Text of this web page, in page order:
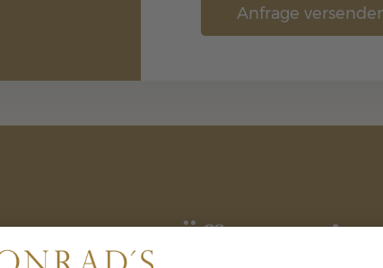
Unsere Öffnungszeiten